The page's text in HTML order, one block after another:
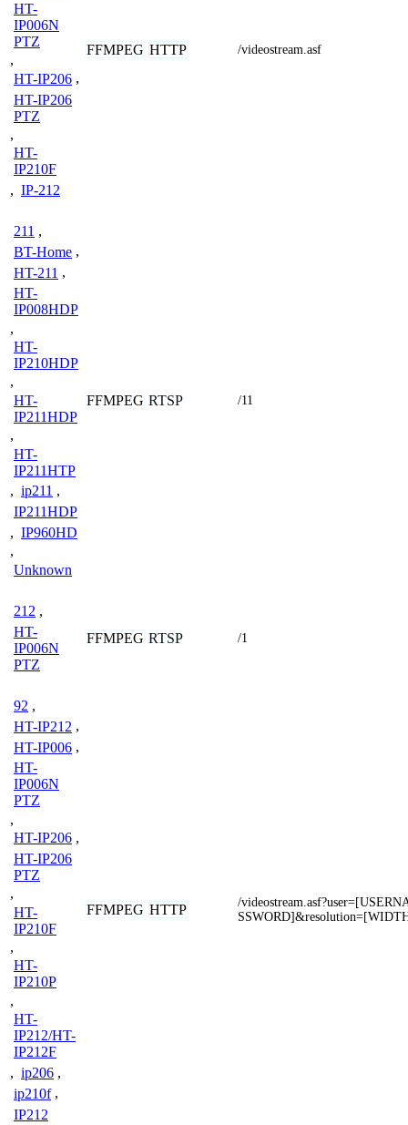
HT-
IP006N
PTZ
,
HT-IP206 ,
HT-IP206
PTZ
,
HT-
IP210F
, IP-212
FFMPEG HTTP /videostream.asf
211 ,
BT-Home ,
HT-211 ,
HT-
IP008HDP
,
HT-
IP210HDP
,
HT-
IP211HDP
,
HT-
IP211HTP
, ip211 ,
IP211HDP
, IP960HD
,
Unknown
FFMPEG RTSP /11
212 ,
HT-
IP006N
PTZ
FFMPEG RTSP /1
92 ,
HT-IP212 ,
HT-IP006 ,
HT-
IP006N
PTZ
,
HT-IP206 ,
HT-IP206
PTZ
,
HT-
IP210F
,
HT-
IP210P
,
HT-
IP212/HT-
IP212F
, ip206 ,
ip210f ,
IP212
FFMPEG HTTP
/